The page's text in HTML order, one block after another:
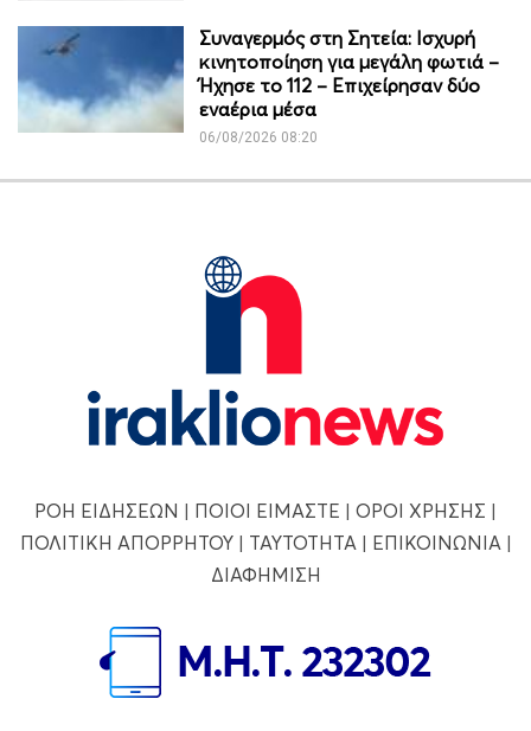
Συναγερμός στη Σητεία: Ισχυρή
κινητοποίηση για μεγάλη φωτιά –
Ήχησε το 112 – Επιχείρησαν δύο
εναέρια μέσα
06/08/2026 08:20
ΡΟΗ ΕΙΔΗΣΕΩΝ | ΠΟΙΟΙ ΕΙΜΑΣΤΕ | ΟΡΟΙ ΧΡΗΣΗΣ |
ΠΟΛΙΤΙΚΗ ΑΠΟΡΡΗΤΟΥ| ΤΑΥΤΟΤΗΤΑ | ΕΠΙΚΟΙΝΩΝΙΑ |
ΔΙΑΦΗΜΙΣΗ